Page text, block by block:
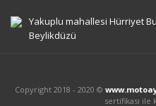
Yakuplu mahallesi Hürriyet
Beylikdüzü
Copyright 2018 - 2020 ©
sertifikası ile